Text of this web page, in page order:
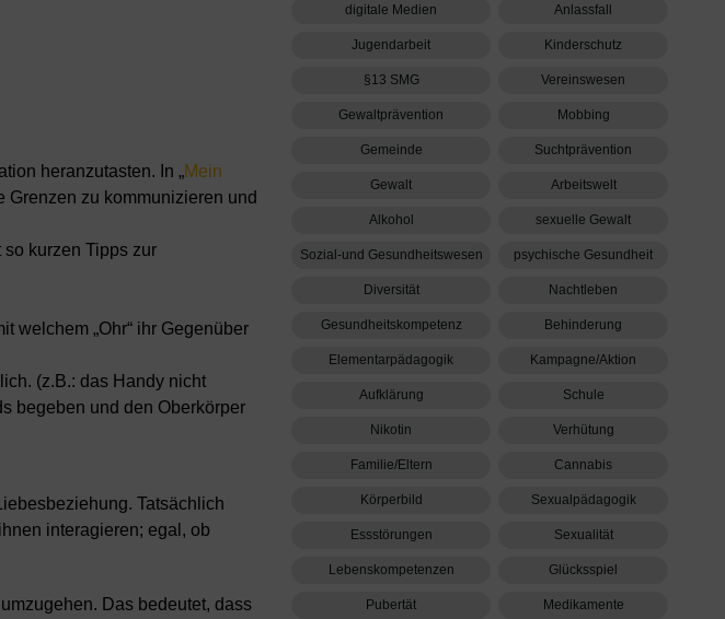
heranzutasten. In „Mein
Grenzen zu kommunizieren und
so kurzen Tipps zur
welchem „Ohr“ ihr Gegenüber
(z.B.: das Handy nicht
begeben und den Oberkörper
Tatsächlich
interagieren; egal, ob
Das bedeutet, dass
digitale Medien Anlassfall
Jugendarbeit Kinderschutz
§13 SMG Vereinswesen
Gewaltprävention Mobbing
Gemeinde Suchtprävention
Gewalt Arbeitswelt
Alkohol sexuelle Gewalt
Sozial-und Gesundheitswesen psychische Gesundheit
Diversität Nachtleben
Gesundheitskompetenz Behinderung
Elementarpädagogik Kampagne/Aktion
Aufklärung Schule
Nikotin Verhütung
Familie/Eltern Cannabis
Körperbild Sexualpädagogik
Essstörungen Sexualität
Lebenskompetenzen Glücksspiel
Pubertät Medikamente